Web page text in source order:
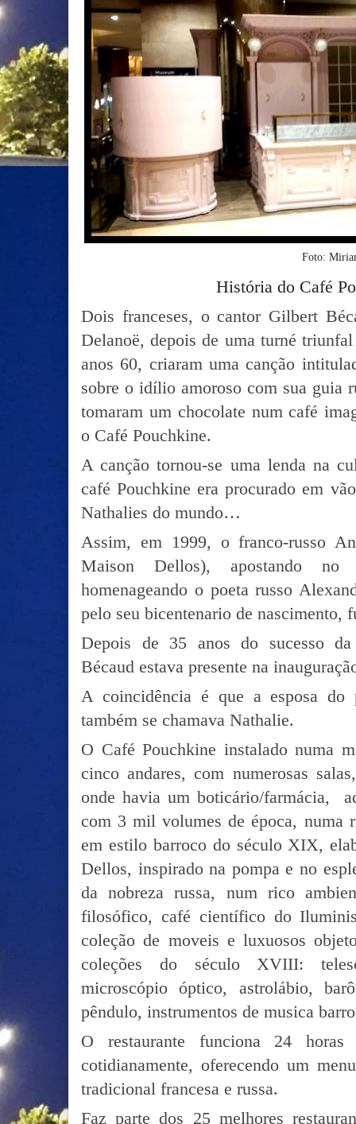
Foto:
História do Café
Dois franceses, o cantor Gilbert
Delanoë, depois de uma turné
anos 60, criaram uma canção
sobre o idílio amoroso com sua guia
tomaram um chocolate num café
o Café Pouchkine.
A canção tornou-se uma lenda na
café Pouchkine era procurado em
Nathalies do mundo…
Assim, em 1999, o franco-russo
Maison Dellos), apostando
homenageando o poeta russo
pelo seu bicentenario de nascimento,
Depois de 35 anos do sucesso
Bécaud estava presente na
A coincidência é que a esposa do
também se chamava Nathalie.
O Café Pouchkine instalado numa
cinco andares, com numerosas
onde havia um boticário/farmácia,
com 3 mil volumes de época, numa
em estilo barroco do século XIX,
Dellos, inspirado na pompa e no
da nobreza russa, num rico
filosófico, café científico do
coleção de moveis e luxuosos
coleções do século XVIII:
microscópio óptico, astrolábio,
pêndulo, instrumentos de musica
O restaurante funciona 24
cotidianamente, oferecendo um
tradicional francesa e russa.
Faz parte dos 25 melhores